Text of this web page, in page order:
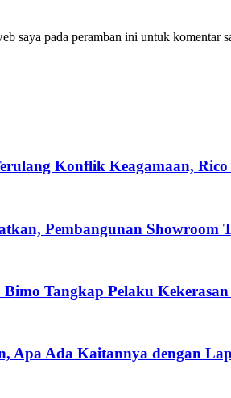
saya pada peramban ini untuk komentar
Konflik Keagamaan,
Pembangunan Showroom
Tangkap Pelaku
Apa Ada Kaitannya dengan